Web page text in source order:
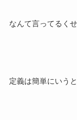
なんて言ってるく
定義は簡単にいう